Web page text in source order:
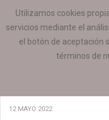
Utilizamos cookies
servicios mediante el
el botón de aceptación
términos de
ESTÁ AQUÍ: ACTUALIDAD
Jornada Murcia
Educación Social
12 MAYO 2022